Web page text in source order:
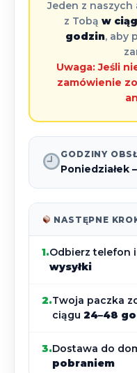
Jeden z
z Tobą w
godzin, aby
Uwaga: Jeśli
zamówienie
GODZINY
Poniedziałek
NASTĘPNE
1.Odbierz telefon i
wysyłki
2.Twoja paczka
ciągu 24–48
3.Dostawa do
pobraniem